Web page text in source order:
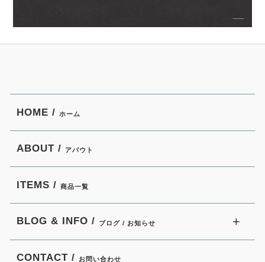
HOME / ホーム
ABOUT / アバウト
ITEMS / 商品一覧
BLOG & INFO / ブログ / お知らせ
CONTACT / お問い合わせ